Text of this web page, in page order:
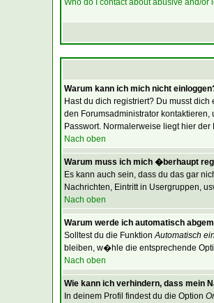
Who do I contact about abusive and/or
Warum kann ich mich nicht
Hast du dich registriert? Du musst
den Forumsadministrator
Passwort. Normalerweise liegt hier
Nach oben
Warum muss ich mich �berhaupt
Es kann auch sein, dass du das gar
Nachrichten, Eintritt in Usergruppen,
Nach oben
Warum werde ich automatisch
Solltest du die FunktionAutomatisch
bleiben, w�hle die entsprechende
Nach oben
Wie kann ich verhindern, dass mein
In deinem Profil findest du die Option